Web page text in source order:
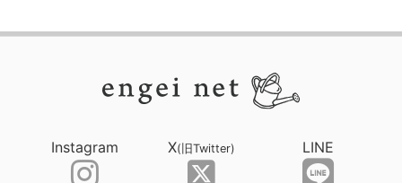
Instagram X(旧Twitter) LINE